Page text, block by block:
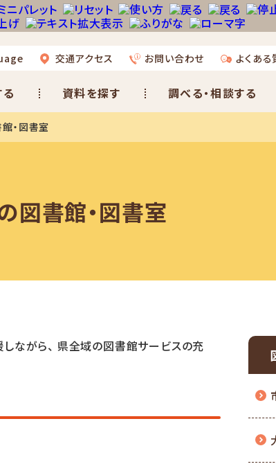
資料を探す 調べる・相談する
交通アクセス お問い合わせ よくある
・図書室
図書館・図書室
ながら、 県全域の図書館サービスの充